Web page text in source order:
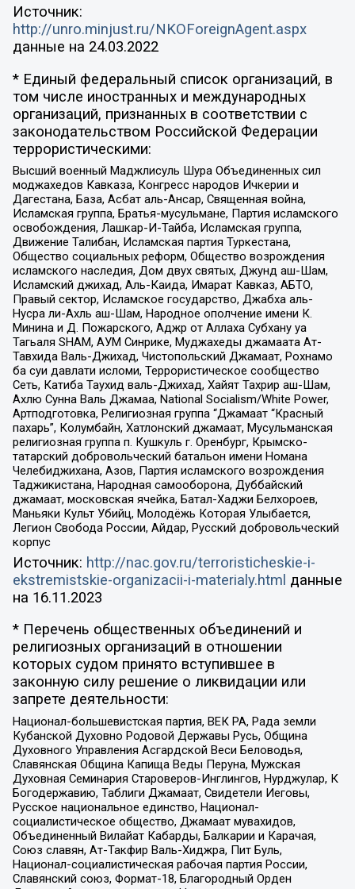
Источник:
http://unro.minjust.ru/NKOForeignAgent.aspx
данные на 24.03.2022
* Единый федеральный список организаций, в
том числе иностранных и международных
организаций, признанных в соответствии с
законодательством Российской Федерации
террористическими:
Высший военный Маджлисуль Шура Объединенных сил
моджахедов Кавказа, Конгресс народов Ичкерии и
Дагестана, База, Асбат аль-Ансар, Священная война,
Исламская группа, Братья-мусульмане, Партия исламского
освобождения, Лашкар-И-Тайба, Исламская группа,
Движение Талибан, Исламская партия Туркестана,
Общество социальных реформ, Общество возрождения
исламского наследия, Дом двух святых, Джунд аш-Шам,
Исламский джихад, Аль-Каида, Имарат Кавказ, АБТО,
Правый сектор, Исламское государство, Джабха аль-
Нусра ли-Ахль аш-Шам, Народное ополчение имени К.
Минина и Д. Пожарского, Аджр от Аллаха Субхану уа
Тагьаля SHAM, АУМ Синрике, Муджахеды джамаата Ат-
Тавхида Валь-Джихад, Чистопольский Джамаат, Рохнамо
ба суи давлати исломи, Террористическое сообщество
Сеть, Катиба Таухид валь-Джихад, Хайят Тахрир аш-Шам,
Ахлю Сунна Валь Джамаа, National Socialism/White Power,
Артподготовка, Религиозная группа “Джамаат “Красный
пахарь”, Колумбайн, Хатлонский джамаат, Мусульманская
религиозная группа п. Кушкуль г. Оренбург, Крымско-
татарский добровольческий батальон имени Номана
Челебиджихана, Азов, Партия исламского возрождения
Таджикистана, Народная самооборона, Дуббайский
джамаат, московская ячейка, Батал-Хаджи Белхороев,
Маньяки Культ Убийц, Молодёжь Которая Улыбается,
Легион Свобода России, Айдар, Русский добровольческий
корпус
Источник: http://nac.gov.ru/terroristicheskie-i-
ekstremistskie-organizacii-i-materialy.html данные
на 16.11.2023
* Перечень общественных объединений и
религиозных организаций в отношении
которых судом принято вступившее в
законную силу решение о ликвидации или
запрете деятельности:
Национал-большевистская партия, ВЕК РА, Рада земли
Кубанской Духовно Родовой Державы Русь, Община
Духовного Управления Асгардской Веси Беловодья,
Славянская Община Капища Веды Перуна, Мужская
Духовная Семинария Староверов-Инглингов, Нурджулар, К
Богодержавию, Таблиги Джамаат, Свидетели Иеговы,
Русское национальное единство, Национал-
социалистическое общество, Джамаат мувахидов,
Объединенный Вилайат Кабарды, Балкарии и Карачая,
Союз славян, Ат-Такфир Валь-Хиджра, Пит Буль,
Национал-социалистическая рабочая партия России,
Славянский союз, Формат-18, Благородный Орден